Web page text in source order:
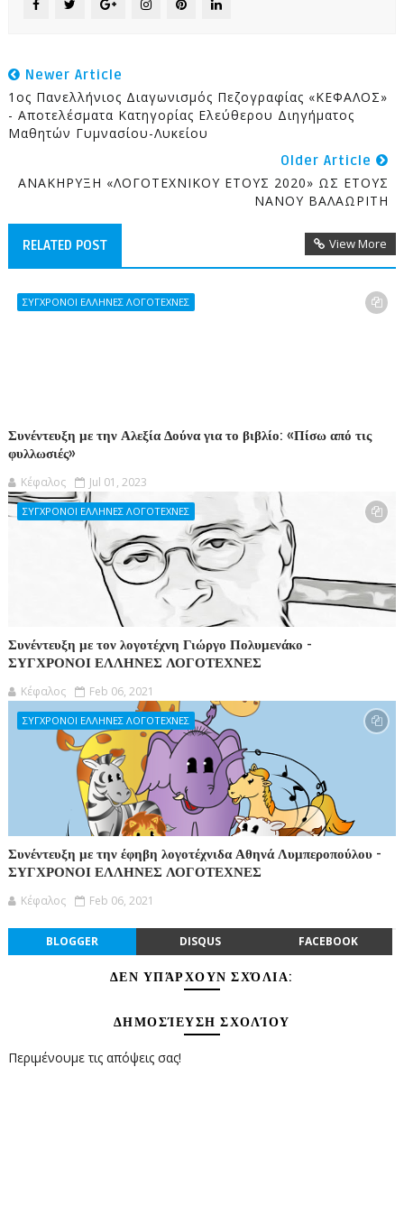
Newer Article
1ος Πανελλήνιος Διαγωνισμός Πεζογραφίας «ΚΕΦΑΛΟΣ»
- Αποτελέσματα Κατηγορίας Ελεύθερου Διηγήματος
Μαθητών Γυμνασίου-Λυκείου
Older Article
ΑΝΑΚΗΡΥΞΗ «ΛΟΓΟΤΕΧΝΙΚΟΥ ΕΤΟΥΣ 2020» ΩΣ ΕΤΟΥΣ
ΝΑΝΟΥ ΒΑΛΑΩΡΙΤΗ
RELATED POST View More
ΣΥΓΧΡΟΝΟΙ ΕΛΛΗΝΕΣ ΛΟΓΟΤΕΧΝΕΣ
Συνέντευξη με την Αλεξία Δούνα για το βιβλίο: «Πίσω από τις
φυλλωσιές»
Κέφαλος Jul 01, 2023
ΣΥΓΧΡΟΝΟΙ ΕΛΛΗΝΕΣ ΛΟΓΟΤΕΧΝΕΣ
Συνέντευξη με τον λογοτέχνη Γιώργο Πολυμενάκο -
ΣΥΓΧΡΟΝΟΙ ΕΛΛΗΝΕΣ ΛΟΓΟΤΕΧΝΕΣ
Κέφαλος Feb 06, 2021
ΣΥΓΧΡΟΝΟΙ ΕΛΛΗΝΕΣ ΛΟΓΟΤΕΧΝΕΣ
Συνέντευξη με την έφηβη λογοτέχνιδα Αθηνά Λυμπεροπούλου -
ΣΥΓΧΡΟΝΟΙ ΕΛΛΗΝΕΣ ΛΟΓΟΤΕΧΝΕΣ
Κέφαλος Feb 06, 2021
BLOGGER DISQUS FACEBOOK
ΔΕΝ ΥΠΆΡΧΟΥΝ ΣΧΌΛΙΑ:
ΔΗΜΟΣΊΕΥΣΗ ΣΧΟΛΊΟΥ
Περιμένουμε τις απόψεις σας!